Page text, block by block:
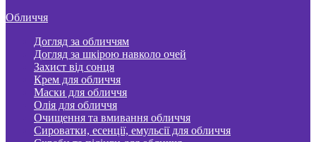
Обличчя
Догляд за обличчям
Догляд за шкірою навколо очей
Захист від сонця
Крем для обличчя
Маски для обличчя
Олія для обличчя
Очищення та вмивання обличчя
Сироватки, есенції, емульсії для обличчя